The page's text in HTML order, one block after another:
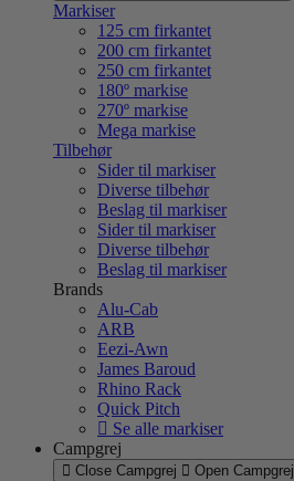
Markiser
125 cm firkantet
200 cm firkantet
250 cm firkantet
180º markise
270º markise
Mega markise
Tilbehør
Sider til markiser
Diverse tilbehør
Beslag til markiser
Sider til markiser
Diverse tilbehør
Beslag til markiser
Brands
Alu-Cab
ARB
Eezi-Awn
James Baroud
Rhino Rack
Quick Pitch
Se alle markiser
Campgrej
Close Campgrej Open Campgrej